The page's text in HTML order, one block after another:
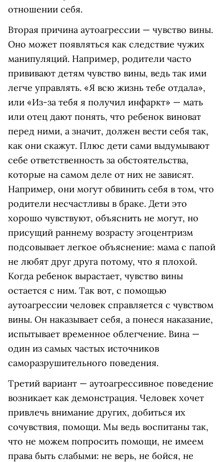
отношении себя.
Вторая причина аутоагрессии — чувство вины.
Оно может появляться как следствие чужих
манипуляций. Например, родители часто
прививают детям чувство вины, ведь так ими
легче управлять. «Я всю жизнь тебе отдала»,
или «Из-за тебя я получил инфаркт» — мать
или отец дают понять, что ребенок виноват
перед ними, а значит, должен вести себя так,
как они скажут. Плюс дети сами выдумывают
себе ответственность за обстоятельства,
которые на самом деле от них не зависят.
Например, они могут обвинить себя в том, что
родители несчастливы в браке. Дети это
хорошо чувствуют, объяснить не могут, но
присущий раннему возрасту эгоцентризм
подсовывает легкое объяснение: мама с папой
не любят друг друга потому, что я плохой.
Когда ребенок вырастает, чувство вины
остается с ним. Так вот, с помощью
аутоагрессии человек справляется с чувством
вины. Он наказывает себя, а понеся наказание,
испытывает временное облегчение. Вина —
один из самых частых источников
саморазрушительного поведения.
Третий вариант — аутоагрессивное поведение
возникает как демонстрация. Человек хочет
привлечь внимание других, добиться их
сочувствия, помощи. Мы ведь воспитаны так,
что не можем попросить помощи, не имеем
права быть слабыми: не верь, не бойся, не